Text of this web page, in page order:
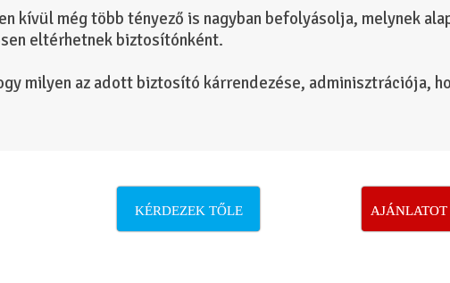
kívül még több tényező is nagyban befolyásolja, melynek
eltérhetnek biztosítónként.
milyen az adott biztosító kárrendezése, adminisztrációja,
KÉRDEZEK TŐLE AJÁNLATOT